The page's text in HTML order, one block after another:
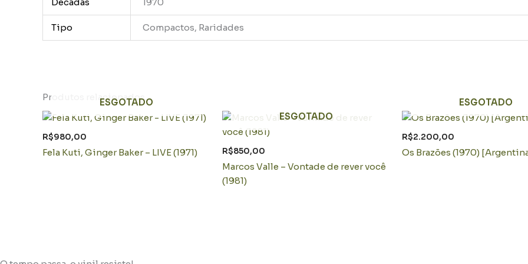
Tipo Compactos, Raridades
Produtos relacionados
ESGOTADO
R$980,00
Fela Kuti, Ginger Baker – LIVE (1971)
ESGOTADO
R$850,00
Marcos Valle – Vontade de rever você
(1981)
ESGOTADO
R$2.200,00
Os Brazões (1970)